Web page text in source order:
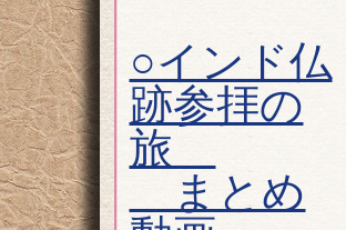
○インド仏
跡参拝の
旅
まとめ